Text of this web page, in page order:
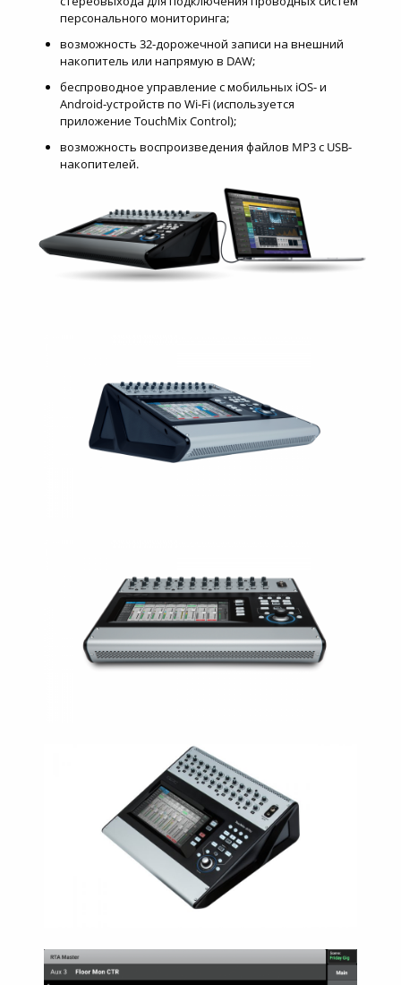
персонального мониторинга;
возможность 32-дорожечной записи на внешний
накопитель или напрямую в DAW;
беспроводное управление с мобильных iOS- и
Android-устройств по Wi-Fi (используется
приложение TouchMix Control);
возможность воспроизведения файлов MP3 с USB-
накопителей.